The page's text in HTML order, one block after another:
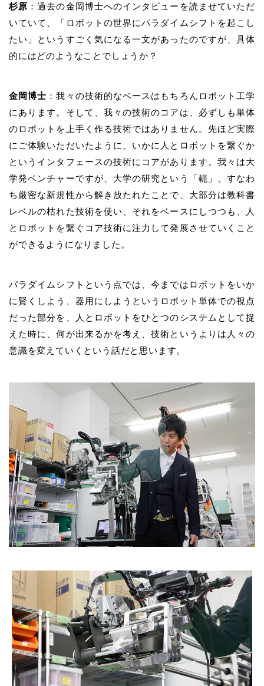
杉原 ：過去の金岡博士へのインタビューを読ませていただ
いていて、「 ロボットの世界にパラダイムシフトを起こし
たい」というすごく気になる一文があったのですが、具体
的にはどのようなことでしょうか？
金岡博士 ：我々の技術的なベースはもちろんロボット工学
にあります。そして、我々の技術のコアは、必ずしも単体
のロボットを上手く作る技術ではありません。先ほど実際
にご体験いただいたように、いかに人とロボットを繋ぐか
というインタフェースの技術にコアがあります。我々は大
学発ベンチャーですが、大学の研究という「軛」、すなわ
ち厳密な新規性から解き放たれたことで、大部分は教科書
レベルの枯れた技術を使い、それをベースにしつつも、人
とロボットを繋ぐコア技術に注力して発展させていくこと
ができるようになりました。
パラダイムシフトという点では、今まではロボットをいか
に賢くしよう、器用にしようというロボット単体での視点
だった部分を、人とロボットをひとつのシステムとして捉
えた時に、何が出来るかを考え、技術というよりは人々の
意識を変えていくという話だと思います。